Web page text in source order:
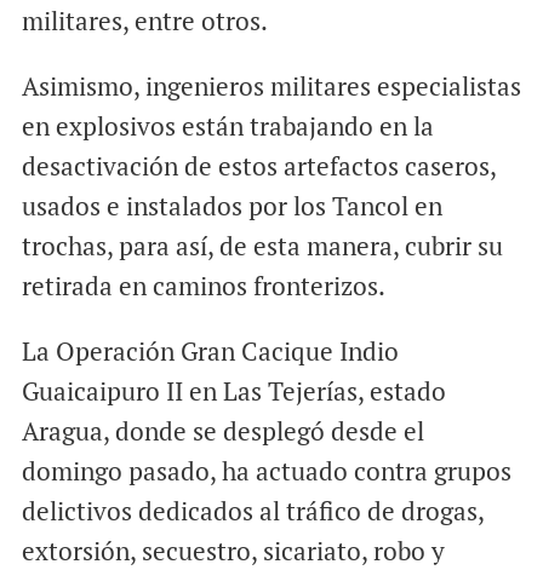
militares, entre otros.
Asimismo, ingenieros militares especialistas
en explosivos están trabajando en la
desactivación de estos artefactos caseros,
usados e instalados por los Tancol en
trochas, para así, de esta manera, cubrir su
retirada en caminos fronterizos.
La Operación Gran Cacique Indio
Guaicaipuro II en Las Tejerías, estado
Aragua, donde se desplegó desde el
domingo pasado, ha actuado contra grupos
delictivos dedicados al tráfico de drogas,
extorsión, secuestro, sicariato, robo y